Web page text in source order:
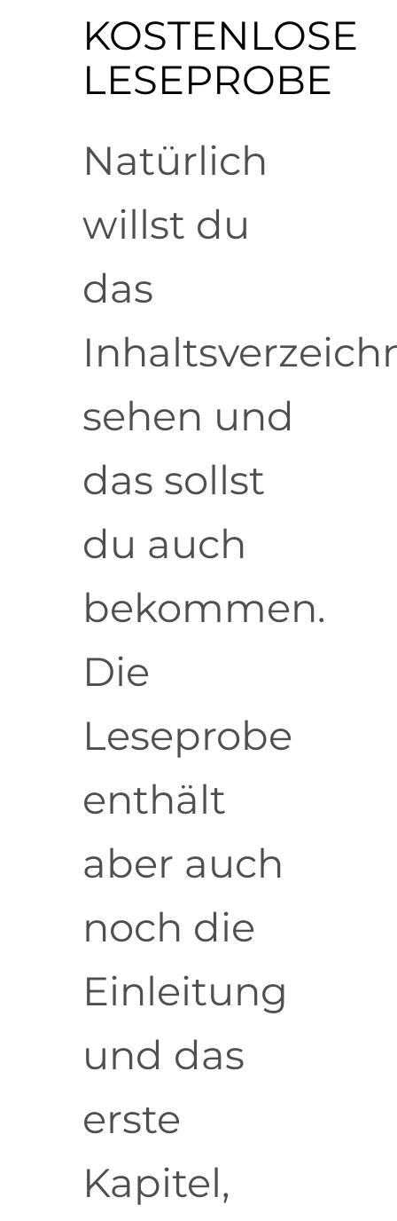
Mein Buch kaufen
KOSTENLOSE
LESEPROBE
Natürlich
willst du
das
sehen und
das sollst
du auch
bekommen.
Die
Leseprobe
enthält
aber auch
noch die
Einleitung
und das
erste
Kapitel,